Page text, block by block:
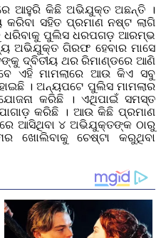
ଆହୁରି କିଛି ଅଭିଯୁକ୍ତ ଅଛନ୍ତି ।
କରିବା ସହିତ ପ୍ରମାଣ ନଷ୍ଟ ଲାଗି
ଧରିବାକୁ ପୁଲିସ ଧରପଗଡ଼ ଆରମ୍ଭ
ଅଭିଯୁକ୍ତ ଗିରଫ ହେବାର ମାସେ
ଦ୍ବିତୀୟ ଥର ରିମାଣ୍ଡରେ ଆଣି
ଏହି ମାମଲା‌ରେ ଆଉ କିଏ ସବୁ
। ଅନ୍ୟପଟେ ପୁଲିସ ମାମଲାର
କରିଛି । ଏଥିପାଇଁ ସମସ୍ତ
କରିଛି । ଆଉ କିଛି ପ୍ରମାଣ
ଆସିଥିବା ୪ ଅଭିଯୁକ୍ତଙ୍କ ଠାରୁ
ଖୋଲିବାକୁ ଚେଷ୍ଟା କରୁଥିବା